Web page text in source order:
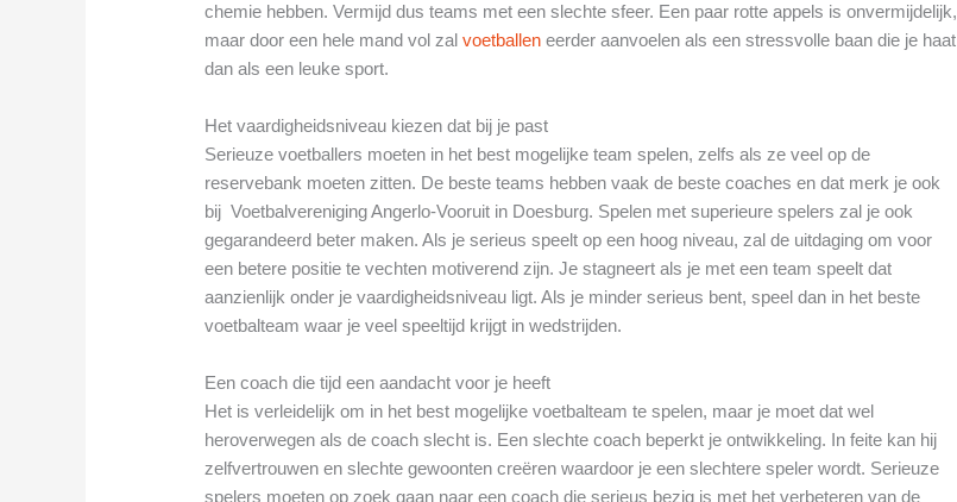
chemie hebben. Vermijd dus teams met een slechte sfeer. Een paar rotte appels is onvermijdelijk,
maar door een hele mand vol zalvoetballen eerder aanvoelen als een stressvolle baan die je haat
dan als een leuke sport.
Het vaardigheidsniveau kiezen dat bij je past
Serieuze voetballers moeten in het best mogelijke team spelen, zelfs als ze veel op de
reservebank moeten zitten. De beste teams hebben vaak de beste coaches en dat merk je ook
bij Voetbalvereniging Angerlo-Vooruit in Doesburg. Spelen met superieure spelers zal je ook
gegarandeerd beter maken. Als je serieus speelt op een hoog niveau, zal de uitdaging om voor
een betere positie te vechten motiverend zijn. Je stagneert als je met een team speelt dat
aanzienlijk onder je vaardigheidsniveau ligt. Als je minder serieus bent, speel dan in het beste
voetbalteam waar je veel speeltijd krijgt in wedstrijden.
Een coach die tijd een aandacht voor je heeft
Het is verleidelijk om in het best mogelijke voetbalteam te spelen, maar je moet dat wel
heroverwegen als de coach slecht is. Een slechte coach beperkt je ontwikkeling. In feite kan hij
zelfvertrouwen en slechte gewoonten creëren waardoor je een slechtere speler wordt. Serieuze
spelers moeten op zoek gaan naar een coach die serieus bezig is met het verbeteren van de